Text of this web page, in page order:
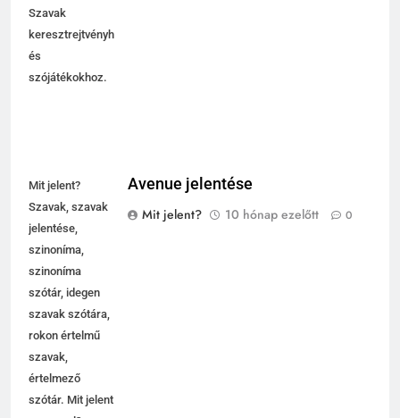
Szavak
keresztrejtvényhez
és
szójátékokhoz.
Mit jelent?
Szavak, szavak
jelentése,
szinoníma,
szinoníma
szótár, idegen
szavak szótára,
rokon értelmű
szavak,
értelmező
szótár. Mit jelent
Avenue jelentése
Mit jelent?
10 hónap ezelőtt 0